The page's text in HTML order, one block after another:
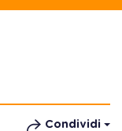
Condividi